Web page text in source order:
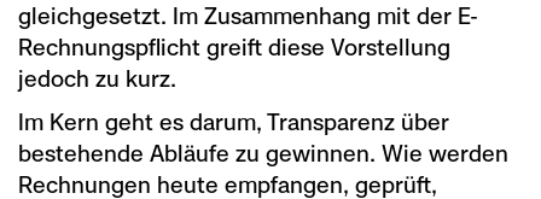
gleichgesetzt. Im Zusammenhang mit der E-
Rechnungspflicht greift diese Vorstellung
jedoch zu kurz.
Im Kern geht es darum, Transparenz über
bestehende Abläufe zu gewinnen. Wie werden
Rechnungen heute empfangen, geprüft,